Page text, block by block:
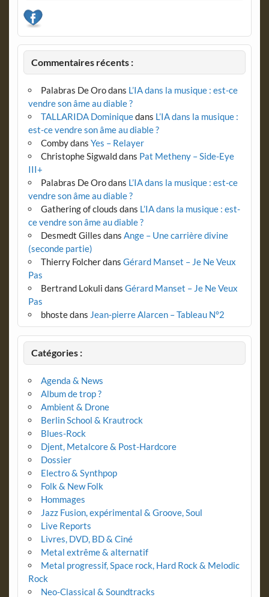
Commentaires récents :
Palabras De Orodans L’IA dans la musique : est-ce
vendre son âme au diable ?
TALLARIDA Dominiquedans L’IA dans la musique :
est-ce vendre son âme au diable ?
Combydans Yes – Relayer
Christophe Sigwalddans Pat Metheny – Side-Eye
III+
Palabras De Orodans L’IA dans la musique : est-ce
vendre son âme au diable ?
Gathering of clouds dans L’IA dans la musique : est-
ce vendre son âme au diable ?
Desmedt Gilles dans Ange – Une carrière divine
(seconde partie)
Thierry Folcherdans Gérard Manset – Je Ne Veux
Pas
Bertrand Lokuli dans Gérard Manset – Je Ne Veux
Pas
bhostedans Jean-pierre Alarcen – Tableau N°2
Catégories :
Agenda & News
Album de trop ?
Ambient & Drone
Berlin School & Krautrock
Blues-Rock
Djent, Metalcore & Post-Hardcore
Dossier
Electro & Synthpop
Folk & New Folk
Hommages
Jazz Fusion, expérimental & Groove, Soul
Live Reports
Livres, DVD, BD & Ciné
Metal extrême & alternatif
Metal progressif, Space rock, Hard Rock & Melodic
Rock
Neo-Classical & Soundtracks